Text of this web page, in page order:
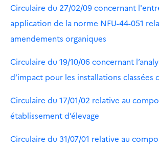
Circulaire du 27/02/09 concernant
application de la norme NFU-44-051
amendements organiques
Circulaire du 19/10/06 concernant
d’impact pour les installations classées
Circulaire du 17/01/02 relative au
établissement d’élevage
Circulaire du 31/07/01 relative au